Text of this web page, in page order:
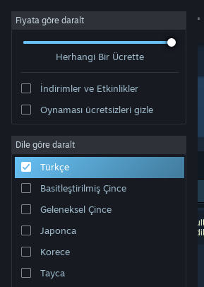
Giriş yap
Hakkında
Destek
Dili değiştir
Steam mobil uygulamasını yükle
Masaüstü internet sitesini görüntüle
Fiyata göre daralt
Herhangi Bir Ücrette
İndirimler ve Etkinlikler
Oynaması ücretsizleri gizle
Dile göre daralt
Türkçe
Basitleştirilmiş Çince
Geleneksel Çince
Japonca
Korece
Tayca
"Cubic Odyssey"
Sırala Uygunluk
0 sonuç aramanızla eşleşiyor. Tercihleriniz
ürün (
Cubic Odyssey dâhil olmak üzere) dâhil